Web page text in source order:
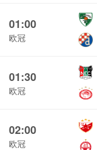
01:00
欧冠
01:30
欧冠
02:00
欧冠